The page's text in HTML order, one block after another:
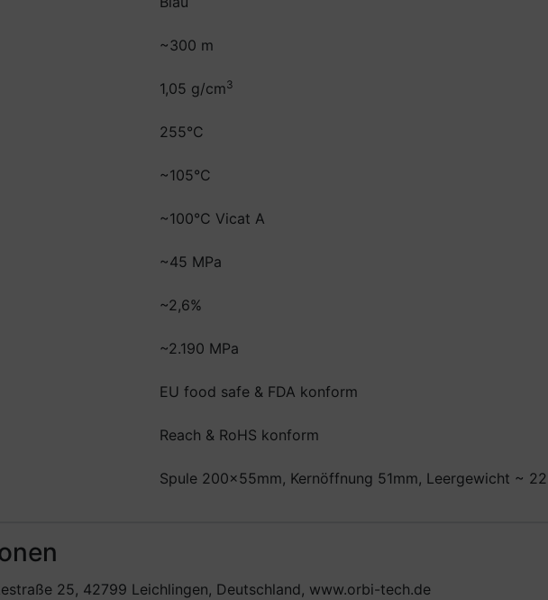
~300 m
1,05 g/cm3
255°C
~105°C
~100°C Vicat A
~45 MPa
~2,6%
~2.190 MPa
EU food safe & FDA konform
Reach & RoHS konform
Spule 200x55mm, Kernöffnung 51mm, Leergewicht ~
25, 42799 Leichlingen, Deutschland, www.orbi-tech.de